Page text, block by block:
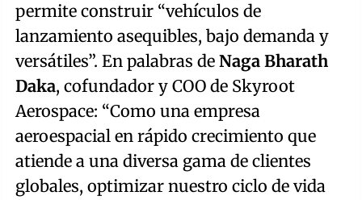
permite construir “vehículos de
lanzamiento asequibles, bajo demanda y
versátiles”. En palabras de Naga Bharath
Daka, cofundador y COO de Skyroot
Aerospace: “Como una empresa
aeroespacial en rápido crecimiento que
atiende a una diversa gama de clientes
globales, optimizar nuestro ciclo de vida